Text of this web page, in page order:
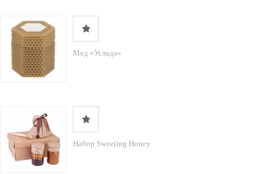
Мед «Услада»
Набор Sweeting Honey